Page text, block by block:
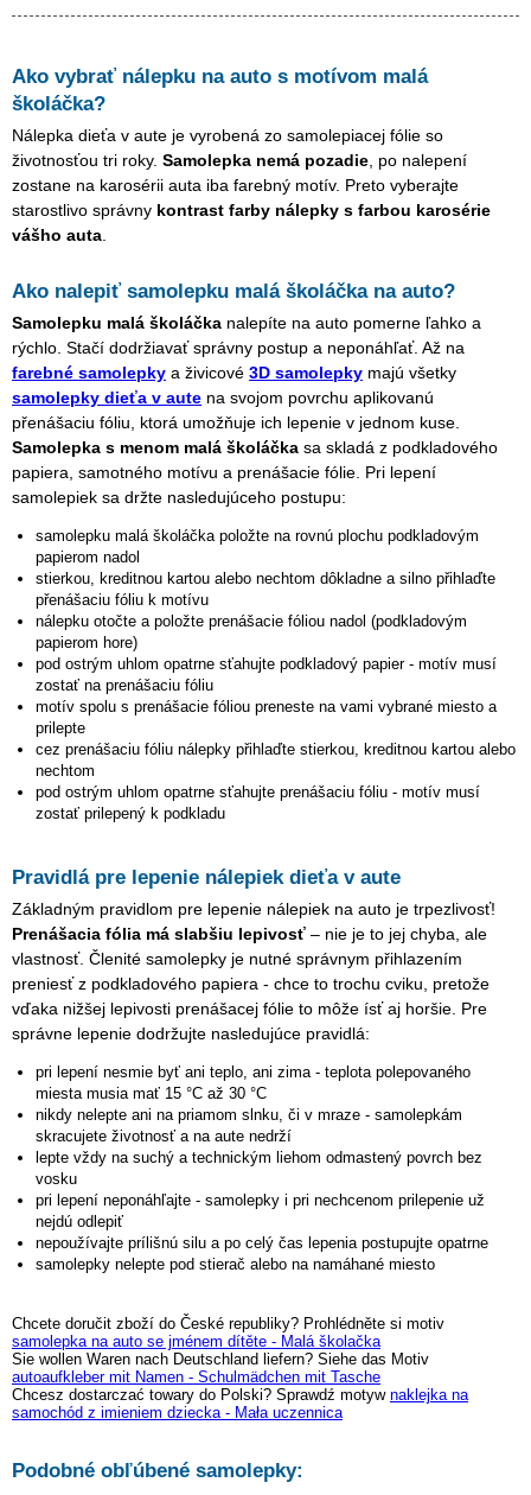
Ako vybrať nálepku na auto s motívom malá
školáčka?
Nálepka dieťa v aute je vyrobená zo samolepiacej fólie so
životnosťou tri roky. Samolepka nemá pozadie, po nalepení
zostane na karosérii auta iba farebný motív. Preto vyberajte
starostlivo správny kontrast farby nálepky s farbou karosérie
vášho auta.
Ako nalepiť samolepku malá školáčkana auto?
Samolepku malá školáčka nalepíte na auto pomerne ľahko a
rýchlo. Stačí dodržiavať správny postup a neponáhľať. Až na
farebné samolepky a živicové 3D samolepky majú všetky
samolepky dieťa v aute na svojom povrchu aplikovanú
přenášaciu fóliu, ktorá umožňuje ich lepenie v jednom kuse.
Samolepka s menom malá školáčka sa skladá z podkladového
papiera, samotného motívu a prenášacie fólie. Pri lepení
samolepiek sa držte nasledujúceho postupu:
samolepku malá školáčkapoložte na rovnú plochu podkladovým
papierom nadol
stierkou, kreditnou kartou alebo nechtom dôkladne a silno přihlaďte
přenášaciu fóliu k motívu
nálepku otočte a položte prenášacie fóliou nadol (podkladovým
papierom hore)
pod ostrým uhlom opatrne sťahujte podkladový papier - motív musí
zostať na prenášaciu fóliu
motív spolu s prenášacie fóliou preneste na vami vybrané miesto a
prilepte
cez prenášaciu fóliu nálepky přihlaďte stierkou, kreditnou kartou alebo
nechtom
pod ostrým uhlom opatrne sťahujte prenášaciu fóliu - motív musí
zostať prilepený k podkladu
Pravidlá pre lepenie nálepiek dieťa v aute
Základným pravidlom pre lepenie nálepiek na auto je trpezlivosť!
Prenášacia fólia má slabšiu lepivosť – nie je to jej chyba, ale
vlastnosť. Členité samolepky je nutné správnym přihlazením
preniesť z podkladového papiera - chce to trochu cviku, pretože
vďaka nižšej lepivosti prenášacej fólie to môže ísť aj horšie. Pre
správne lepenie dodržujte nasledujúce pravidlá:
pri lepení nesmie byť ani teplo, ani zima - teplota polepovaného
miesta musia mať 15 °C až 30 °C
nikdy nelepte ani na priamom slnku, či v mraze - samolepkám
skracujete životnosť a na aute nedrží
lepte vždy na suchý a technickým liehom odmastený povrch bez
vosku
pri lepení neponáhľajte - samolepky i pri nechcenom prilepenie už
nejdú odlepiť
nepoužívajte prílišnú silu a po celý čas lepenia postupujte opatrne
samolepky nelepte pod stierač alebo na namáhané miesto
Chcete doručit zboží do České republiky? Prohlédněte si motiv
samolepka na auto se jménem dítěte - Malá školačka
Sie wollen Waren nach Deutschland liefern? Siehe das Motiv
autoaufkleber mit Namen - Schulmädchen mit Tasche
Chcesz dostarczać towary do Polski? Sprawdź motyw naklejka na
samochód z imieniem dziecka - Mała uczennica
Podobné obľúbené samolepky: